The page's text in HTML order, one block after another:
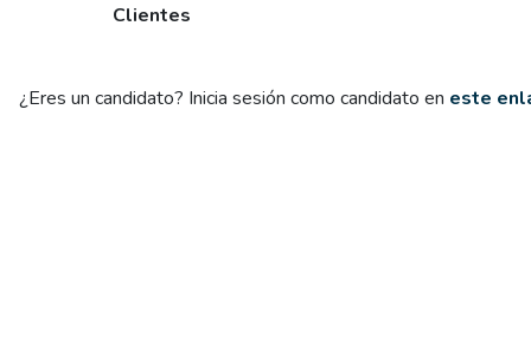
Clientes
¿Eres un candidato? Inicia sesión como candidato en este